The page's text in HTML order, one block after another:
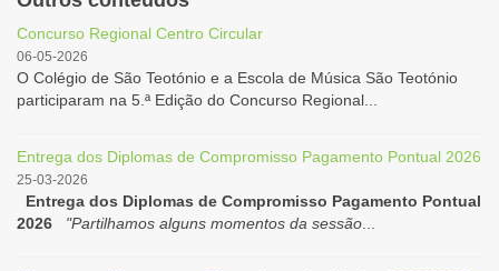
Concurso Regional Centro Circular
06-05-2026
O Colégio de São Teotónio e a Escola de Música São Teotónio
participaram na 5.ª Edição do Concurso Regional...
Entrega dos Diplomas de Compromisso Pagamento Pontual 2026
25-03-2026
Entrega dos Diplomas de Compromisso Pagamento Pontual
2026
"Partilhamos alguns momentos da sessão